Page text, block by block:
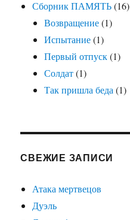
Сборник ПАМЯТЬ(16)
Возвращение(1)
Испытание(1)
Первый отпуск(1)
Солдат(1)
Так пришла беда(1)
СВЕЖИЕ ЗАПИСИ
Атака мертвецов
Дуэль